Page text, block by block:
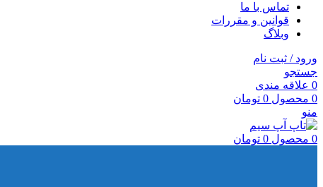
تماس با ما
قوانین و مقررات
وبلاگ
ورود / ثبت نام
جستجو
0 علاقه مندی
0 محصول 0 تومان
منو
0 محصول 0 تومان